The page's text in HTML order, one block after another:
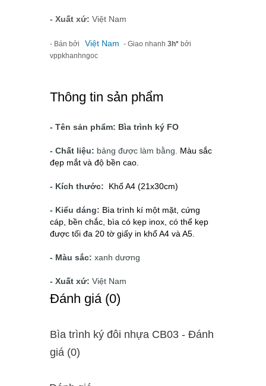
- Xuất xứ: Việt Nam
- Bán bởi Việt Nam - Giao nhanh 3h* bởi
vppkhanhngoc
Thông tin sản phẩm
- Tên sản phẩm: Bìa trình ký FO
- Chất liệu: bảng được làm bằng. Màu sắc
đẹp mắt và độ bền cao.
- Kích thước: Khổ A4 (21x30cm)
- Kiểu dáng: Bìa trình kí một mặt, cứng
cáp, bền chắc, bìa có kẹp inox, có thể kẹp
được tối đa 20 tờ giấy in khổ A4 và A5.
- Màu sắc: xanh dương
- Xuất xứ: Việt Nam
Ðánh giá (0)
Bìa trình ký đôi nhựa CB03 - Ðánh
giá (0)